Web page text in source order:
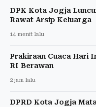
DPK Kota Jogja
Rawat Arsip Keluarga
14 menit lalu
Prakiraan Cuaca Hari
RI Berawan
2 jam lalu
DPRD Kota Jogja